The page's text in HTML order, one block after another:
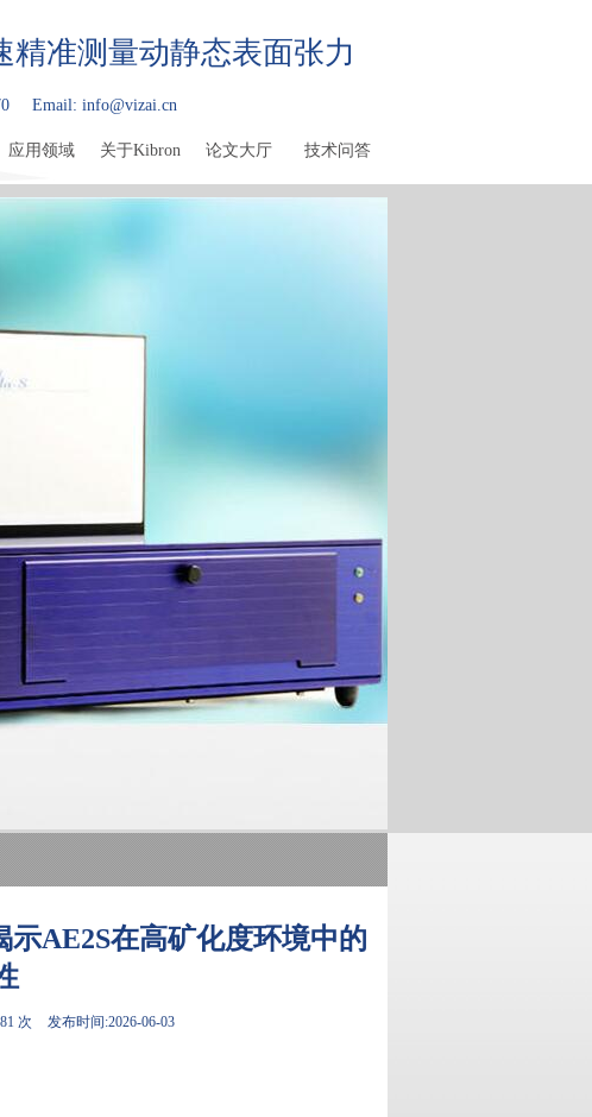
准测量动静态表面张力
Email: info@vizai.cn
应用领域 关于Kibron 论文大厅 技术问答
AE2S在高矿化度环境中的
次 发布时间:2026-06-03